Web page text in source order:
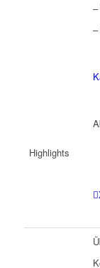
Highlights